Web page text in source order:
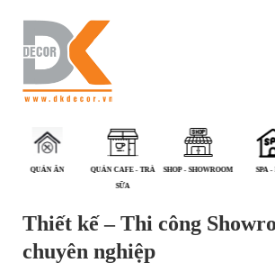
QUÁN ĂN
QUÁN CAFE - TRÀ
SỮA
SHOP - SHOWROOM SPA -
Thiết kế – Thi công
chuyên nghiệp